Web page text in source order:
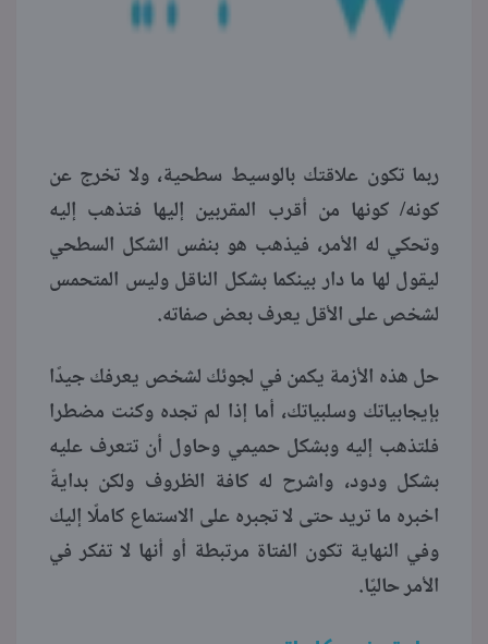
ربما تكون علاقتك بالوسيط سطحية، ولا تخرج عن
كونه/ كونها من أقرب المقربين إليها فتذهب إليه
وتحكي له الأمر، فيذهب هو بنفس الشكل السطحي
ليقول لها ما دار بينكما بشكل الناقل وليس المتحمس
لشخص على الأقل يعرف بعض صفاته.
حل هذه الأزمة يكمن في لجوئك لشخص يعرفك جيدًا
بإيجابياتك وسلبياتك، أما إذا لم تجده وكنت مضطرا
فلتذهب إليه وبشكل حميمي وحاول أن تتعرف عليه
بشكل ودود، واشرح له كافة الظروف ولكن بدايةً
اخبره ما تريد حتى لا تجبره على الاستماع كاملًا إليك
وفي النهاية تكون الفتاة مرتبطة أو أنها لا تفكر في
الأمر حاليًا.